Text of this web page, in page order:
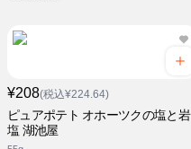
¥208(税込¥224.64)
ピュアポテト オホーツクの塩と岩
塩 湖池屋